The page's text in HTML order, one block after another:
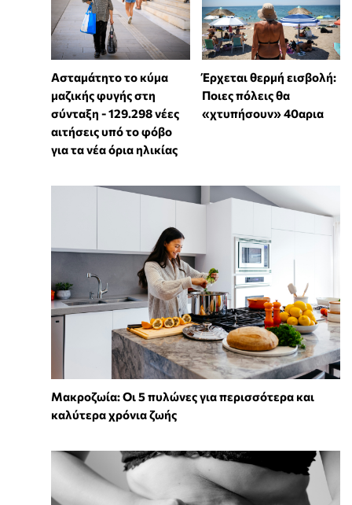
Ασταμάτητο το κύμα
μαζικής φυγής στη
σύνταξη - 129.298 νέες
αιτήσεις υπό το φόβο
για τα νέα όρια ηλικίας
Έρχεται θερμή εισβολή:
Ποιες πόλεις θα
«χτυπήσουν» 40αρια
Mακροζωία: Οι 5 πυλώνες για περισσότερα και
καλύτερα χρόνια ζωής